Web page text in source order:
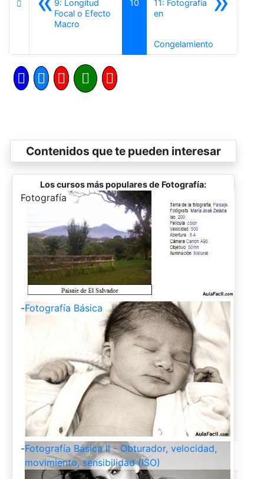
9: Longitud
Focal o Efecto
Macro
10
11: Fotografía
en
Congelamiento
Contenidos que te pueden interesar
Los cursos más populares de Fotografía:
-
Fotografía
-Fotografía Básica
-Fotografía Básica II - Obturador, velocidad,
movimiento, sensibilidad (ISO)